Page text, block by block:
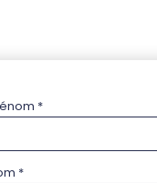
le panneau de
*
*